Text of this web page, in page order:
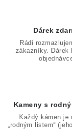
Dárek
Rádi
zákazníky. Dárek
Kameny s
Každý kámen je
„rodným listem“